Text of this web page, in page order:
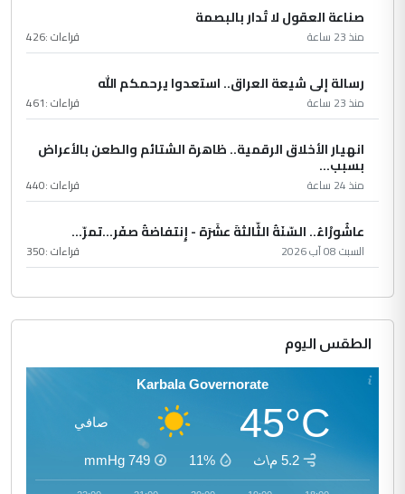
صناعة العقول لا تُدار بالبصمة
منذ 23 ساعة قراءات :426
رسالة إلى شيعة العراق.. استعدوا يرحمكم الله
منذ 23 ساعة قراءات :461
انهيار الأخلاق الرقمية.. ظاهرة الشتائم والطعن بالأعراض
بسبب...
منذ 24 ساعة قراءات :440
عاشُورْاءُ.. السّنَةُ الثّالثةَ عشَرَة - إِنتفاضةُ صفَر…تمرّ...
السبت 08 آب 2026 قراءات :350
الطقس اليوم
Karbala Governorate
45°C صافي
5.2 م\ث 11%
749
mmHg